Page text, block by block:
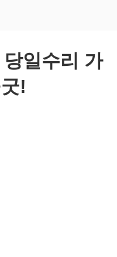
일수리 가
!